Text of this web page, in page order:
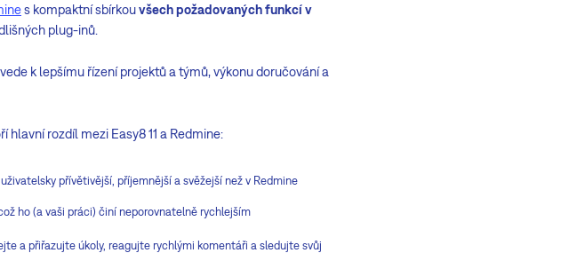
s kompaktní sbírkouvšech požadovaných funkcí v
plug-inů.
k lepšímu řízení projektů a týmů, výkonu doručování a
rozdíl mezi Easy8 11 a Redmine:
přívětivější, příjemnější a svěžejší než v Redmine
ho (a vaši práci) činí neporovnatelně rychlejším
a přiřazujte úkoly, reagujte rychlými komentáři a sledujte svůj